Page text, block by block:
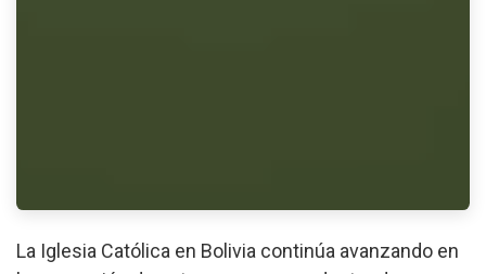
La Iglesia Católica en Bolivia continúa avanzando en